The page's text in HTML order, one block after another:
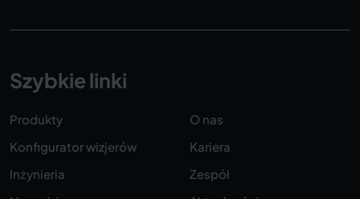
Szybkie linki
Produkty
Konfigurator wizjerów
Inżynieria
O nas
Kariera
Zespół